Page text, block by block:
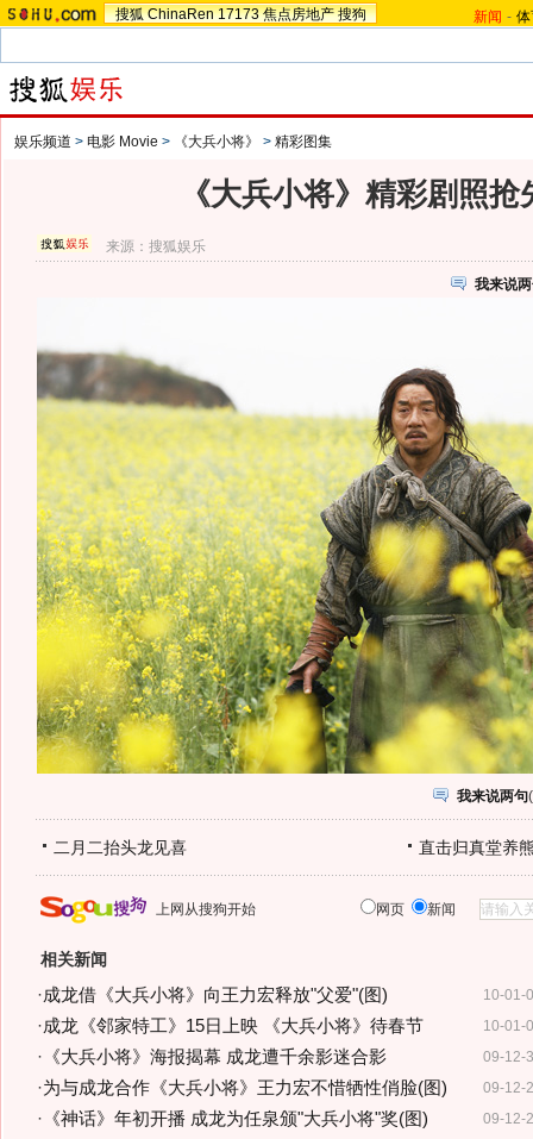
搜狐 ChinaRen 17173 焦点房地产 搜狗 新闻 -
娱乐频道 > 电影 Movie > 《大兵小将》 > 精彩图集
《大兵小将》精彩剧照抢
来源：搜狐娱乐
我来说
我来说两句(
二月二抬头龙见喜 直击归真堂养
上网从搜狗开始 网页 新闻
相关新闻
10-01-
·成龙借《大兵小将》向王力宏释放"父爱"(图)
10-01-
·成龙《邻家特工》15日上映 《大兵小将》待春节
09-12-
· 《大兵小将》海报揭幕 成龙遭千余影迷合影
09-12-
·为与成龙合作《大兵小将》王力宏不惜牺性俏脸(图)
09-12-
· 《神话》年初开播 成龙为任泉颁"大兵小将"奖(图)